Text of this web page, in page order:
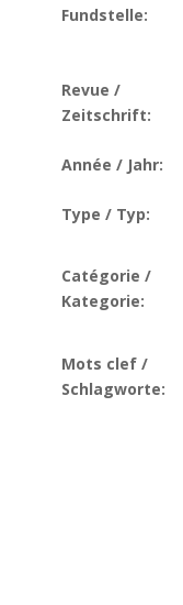
Fundstelle:
Revue /
Zeitschrift:
Année / Jahr:
Type / Typ:
Catégorie /
Kategorie:
Mots clef /
Schlagworte: